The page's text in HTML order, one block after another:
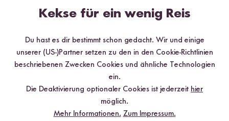
lecker 😍
Person fand diese Antwort hilfreich
Kekse für ein wenig Reis
Du hast es dir bestimmt schon gedacht. Wir und einige
unserer (US-)Partner setzen zu den in den Cookie-Richtlinien
beschriebenen Zwecken Cookies und ähnliche Technologien
ein.
Die Deaktivierung optionaler Cookies ist jederzeit hier
möglich.
Mehr Informationen. Zum Impressum.